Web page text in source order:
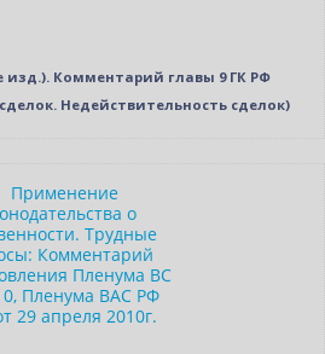
изд.). Комментарий главы 9 ГК РФ
Недействительность сделок)